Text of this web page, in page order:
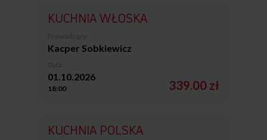
KUCHNIA WŁOSKA
Kacper Sobkiewicz
01.10.2026
18:00 339.00 zł
KUCHNIA POLSKA